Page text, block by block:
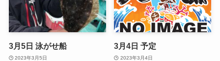
3月5日 泳がせ船
2023年3月5日
3月4日 予定
2023年3月4日